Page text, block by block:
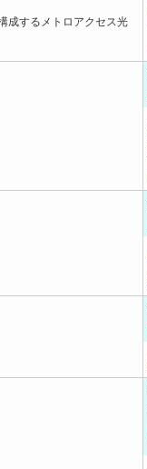
成するメトロアクセス光